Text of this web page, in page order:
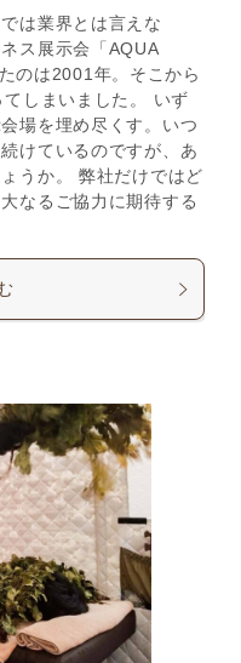
は業界とは言えな
ス展示会「AQUA
のは2001年。そこから
しまいました。 いず
場を埋め尽くす。いつ
けているのですが、あ
うか。 弊社だけではど
なるご協力に期待する